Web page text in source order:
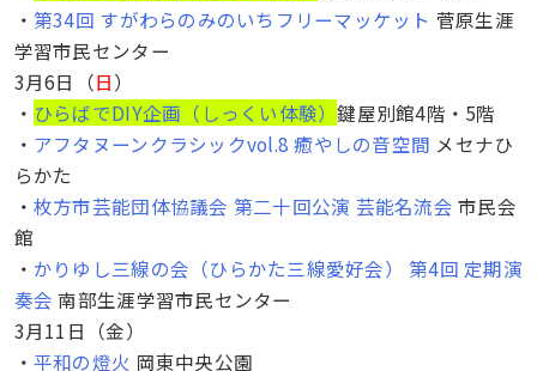
・ 第34回 すがわらのみのいちフリーマッケット 菅原生涯
学習市民センター
3月6日（日）
・ ひらばでDIY企画（しっくい体験）鍵屋別館4階・5階
・ アフタヌーンクラシックvol.8 癒やしの音空間 メセナひ
らかた
・ 枚方市芸能団体協議会 第二十回公演 芸能名流会 市民会
館
・ かりゆし三線の会（ひらかた三線愛好会） 第4回 定期演
奏会 南部生涯学習市民センター
3月11日（金）
・ 平和の燈火 岡東中央公園